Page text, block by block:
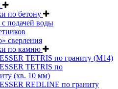
по бетону
подачей воды
сверления
по камню
TETRIS по граниту (М14)
TETRIS по
(хв. 10 мм)
REDLINE по граниту